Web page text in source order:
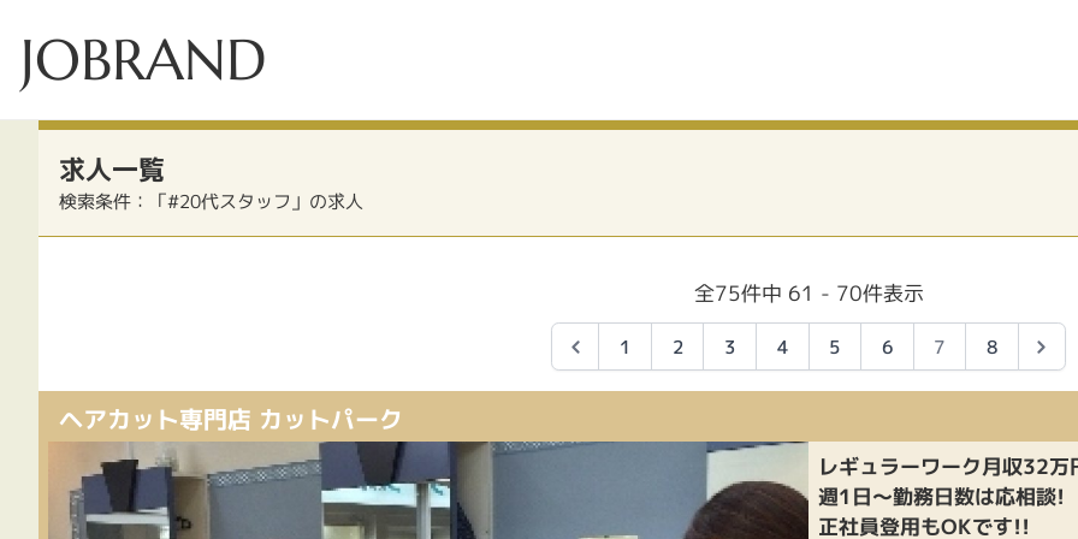
JOBRAND
求人一覧
検索条件：「#20代スタッフ」の求人
全75件中 61 - 70件表示
1 2 3 4 5 6 7 8
ヘアカット専門店 カットパーク
レギュラーワーク月収32万
週1日～勤務日数は応相談!
正社員登用もOKです!!